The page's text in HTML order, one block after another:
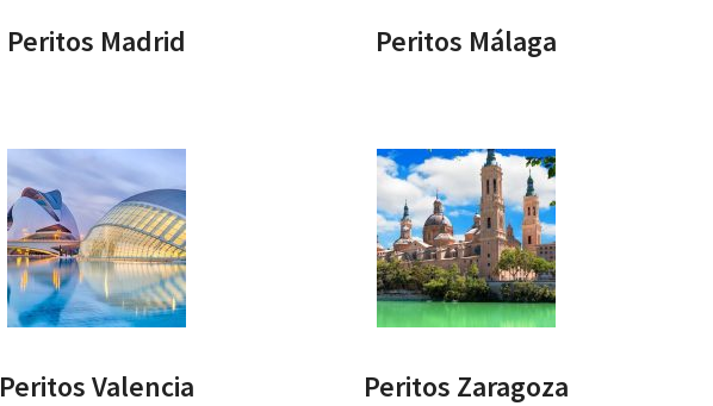
Peritos Madrid Peritos Málaga
Peritos Valencia Peritos Zaragoza